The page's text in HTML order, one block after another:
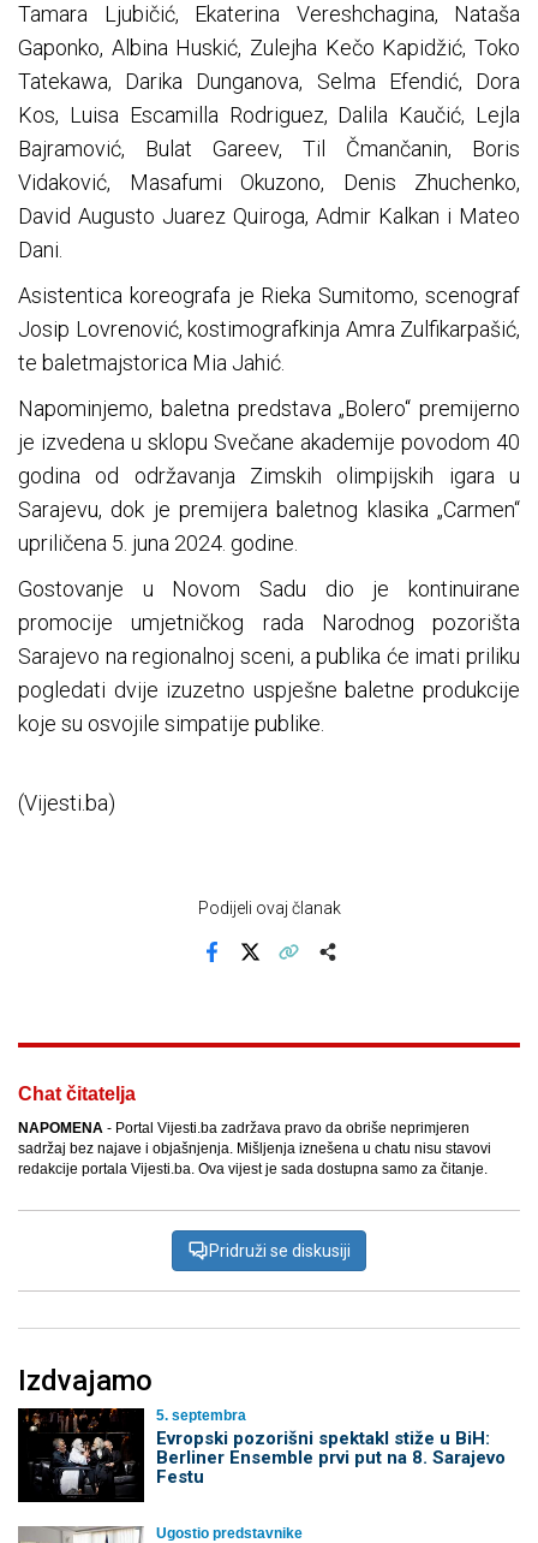
Tamara Ljubičić, Ekaterina Vereshchagina, Nataša
Gaponko, Albina Huskić, Zulejha Kečo Kapidžić, Toko
Tatekawa, Darika Dunganova, Selma Efendić, Dora
Kos, Luisa Escamilla Rodriguez, Dalila Kaučić, Lejla
Bajramović, Bulat Gareev, Til Čmančanin, Boris
Vidaković, Masafumi Okuzono, Denis Zhuchenko,
David Augusto Juarez Quiroga, Admir Kalkan i Mateo
Dani.
Asistentica koreografa je Rieka Sumitomo, scenograf
Josip Lovrenović, kostimografkinja Amra Zulfikarpašić,
te baletmajstorica Mia Jahić.
Napominjemo, baletna predstava „Bolero“ premijerno
je izvedena u sklopu Svečane akademije povodom 40
godina od održavanja Zimskih olimpijskih igara u
Sarajevu, dok je premijera baletnog klasika „Carmen“
upriličena 5. juna 2024. godine.
Gostovanje u Novom Sadu dio je kontinuirane
promocije umjetničkog rada Narodnog pozorišta
Sarajevo na regionalnoj sceni, a publika će imati priliku
pogledati dvije izuzetno uspješne baletne produkcije
koje su osvojile simpatije publike.
(Vijesti.ba)
Podijeli ovaj članak
Chat čitatelja
NAPOMENA - Portal Vijesti.ba zadržava pravo da obriše neprimjeren
sadržaj bez najave i objašnjenja. Mišljenja iznešena u chatu nisu stavovi
redakcije portala Vijesti.ba. Ova vijest je sada dostupna samo za čitanje.
Pridruži se diskusiji
Izdvajamo
5. septembra
Evropski pozorišni spektakl stiže u BiH:
Berliner Ensemble prvi put na 8. Sarajevo
Festu
Ugostio predstavnike